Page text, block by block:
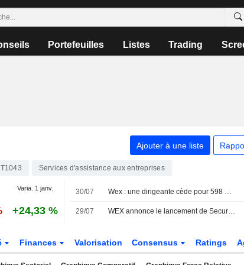
Portefeuilles Listes Trading
Ajouter à une liste
Services d'assistance aux entreprises
Varia. 1 janv.
+24,33 %
30/07 Wex : une dirigeante cède pour 598 468 $ d'actions, selon une déclaration à la SEC
29/07 WEX annonce le lancement de SecureFuel pour ses clients flottes en Amérique du Nord
Finances Valorisation Consensus Ratings